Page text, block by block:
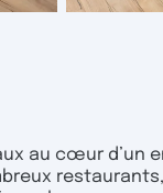
au cœur d’un